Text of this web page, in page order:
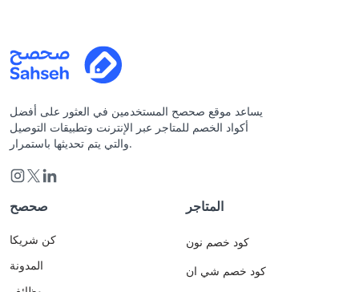
يساعد موقع صحصح المستخدمين في العثور على أفضل
أكواد الخصم للمتاجر عبر الإنترنت وتطبيقات التوصيل
والتي يتم تحديثها باستمرار.
صحصح
كن شريكا
المدونة
المتاجر
كود خصم نون
كود خصم شي ان